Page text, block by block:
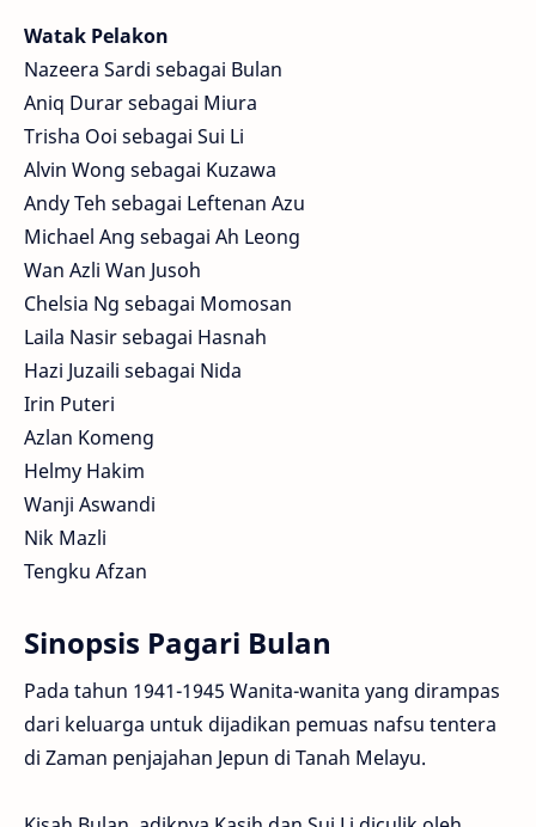
Watak Pelakon
Nazeera Sardi sebagai Bulan
Aniq Durar sebagai Miura
Trisha Ooi sebagai Sui Li
Alvin Wong sebagai Kuzawa
Andy Teh sebagai Leftenan Azu
Michael Ang sebagai Ah Leong
Wan Azli Wan Jusoh
Chelsia Ng sebagai Momosan
Laila Nasir sebagai Hasnah
Hazi Juzaili sebagai Nida
Irin Puteri
Azlan Komeng
Helmy Hakim
Wanji Aswandi
Nik Mazli
Tengku Afzan
Sinopsis Pagari Bulan
Pada tahun 1941-1945 Wanita-wanita yang dirampas
dari keluarga untuk dijadikan pemuas nafsu tentera
di Zaman penjajahan Jepun di Tanah Melayu.